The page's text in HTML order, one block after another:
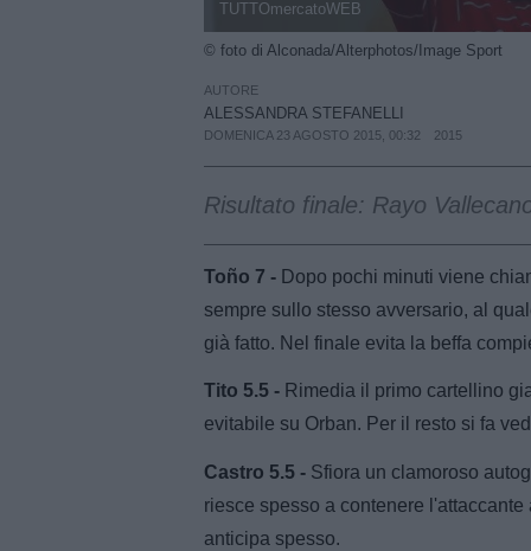
TUTTOmercatoWEB
© foto di Alconada/Alterphotos/Image Sport
AUTORE
ALESSANDRA STEFANELLI
DOMENICA 23 AGOSTO 2015, 00:32 2015
Risultato finale: Rayo
Toño 7 - Dopo pochi minuti viene
sempre sullo stesso avversario, al
già fatto. Nel finale evita la beffa
Tito 5.5 - Rimedia il primo cartellino
evitabile su Orban. Per il resto si fa
Castro 5.5 - Sfiora un clamoroso
riesce spesso a contenere
anticipa spesso.